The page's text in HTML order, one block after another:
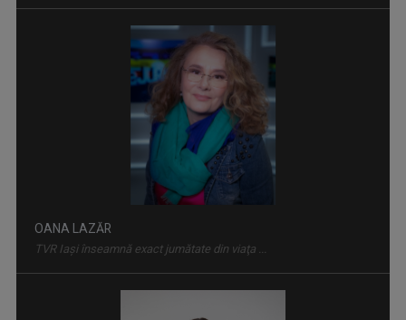
Magazin de familie și divertisment
OANA LAZĂR
TVR Iaşi înseamnă exact jumătate din viaţa ...
RALUCA AFTENE